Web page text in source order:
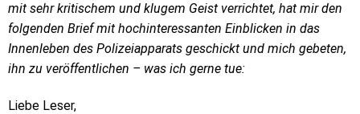
mit sehr kritischem und klugem Geist verrichtet, hat mir den
folgenden Brief mit hochinteressanten Einblicken in das
Innenleben des Polizeiapparats geschickt und mich gebeten,
ihn zu veröffentlichen – was ich gerne tue:
Liebe Leser,